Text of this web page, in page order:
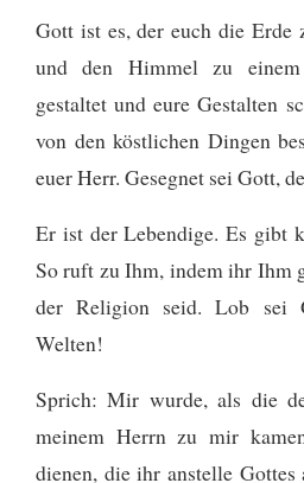
Gott ist es, der euch die Erde
und den Himmel zu
gestaltet und eure Gestalten
von den köstlichen Dingen
euer Herr. Gesegnet sei Gott,
Er ist der Lebendige. Es gibt
So ruft zu Ihm, indem ihr Ihm
der Religion seid. Lob sei
Welten!
Sprich: Mir wurde, als die
meinem Herrn zu mir
dienen, die ihr anstelle